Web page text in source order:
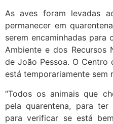
As aves foram levadas
permanecer em
serem encaminhadas
Ambiente e dos Recursos
de João Pessoa. O Centro
está temporariamente sem
“Todos os animais que
pela quarentena, para ter
para verificar se está